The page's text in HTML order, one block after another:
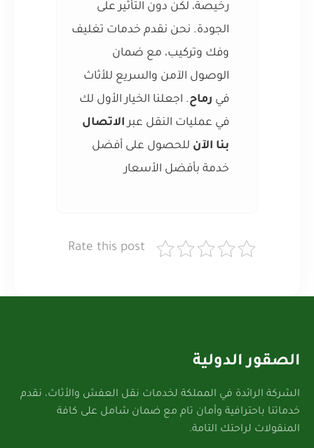
رخيصة، لكن دون التأثير على
الجودة. نحن نقدم خدمات تغليف
وفك وتركيب، مع ضمان
الوصول الآمن والسريع للأثاث
في رماح. اجعلنا الخيار الأول لك
في عمليات النقل عبر الاتصال
بنا الآن للحصول على أفضل
خدمة بأفضل الأسعار
Rate this post
الصقور الدولية
الشركة الرائدة في المملكة لخدمات نقل العفش والأثاث، نقدم
خدماتنا باحترافية وأمان تام مع ضمان شامل على كافة
المنقولات لراحتك التامة.